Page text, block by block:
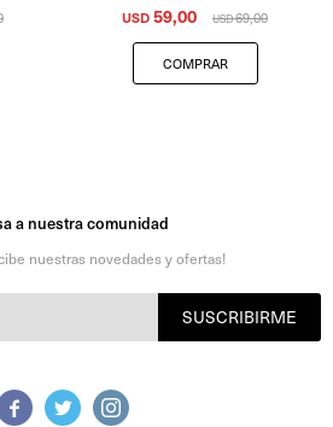
USD59,00 USD69,00
  
a nuestra comunidad
nuestras novedades y ofertas!
SUSCRIBIRME